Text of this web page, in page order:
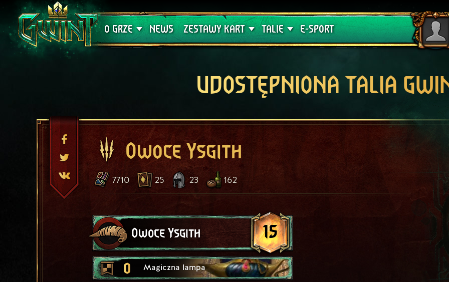
O GRZE
Wsparcie techniczne
NEWS ZESTAWY KART
Krwawa Klątwa
TALIE
Poradniki
E-SPORT
UDOSTĘPNIONA TALIA
Owoce Ysgith
7710 25 23 162
Owoce Ysgith 15
0 Magiczna lampa